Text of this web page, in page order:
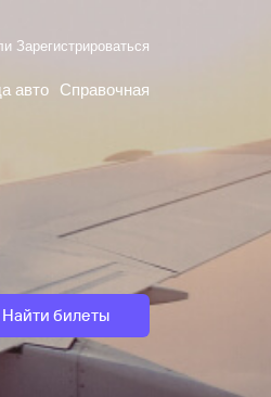
Зарегистрироваться
авто Справочная
Найти билеты